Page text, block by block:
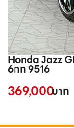
Honda Jazz
6กก 9516
369,000บาท